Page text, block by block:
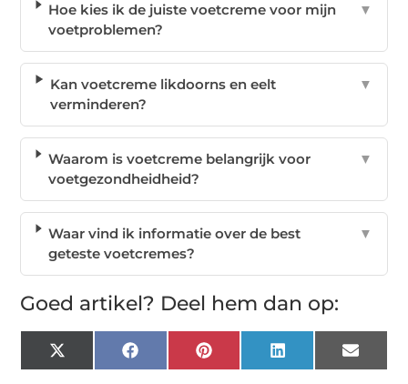
Hoe kies ik de juiste voetcreme voor mijn
voetproblemen?
▼
Kan voetcreme likdoorns en eelt
verminderen?
▼
Waarom is voetcreme belangrijk voor
voetgezondheidheid?
▼
Waar vind ik informatie over de best
geteste voetcremes?
▼
Goed artikel? Deel hem dan op:
X
(Twitter)
FacebookPinterest LinkedIn Email